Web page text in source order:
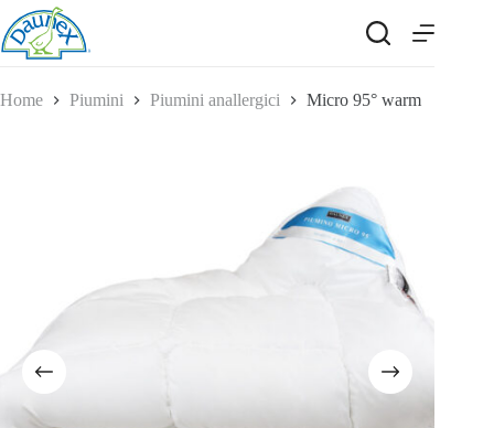
Salta
al
contenuto
Home Piumini Piumini anallergici Micro 95° warm